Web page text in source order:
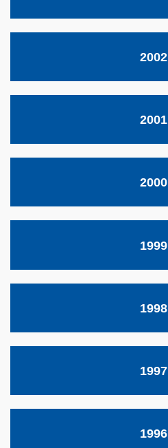
2002
2001
2000
1999
1998
1997
1996